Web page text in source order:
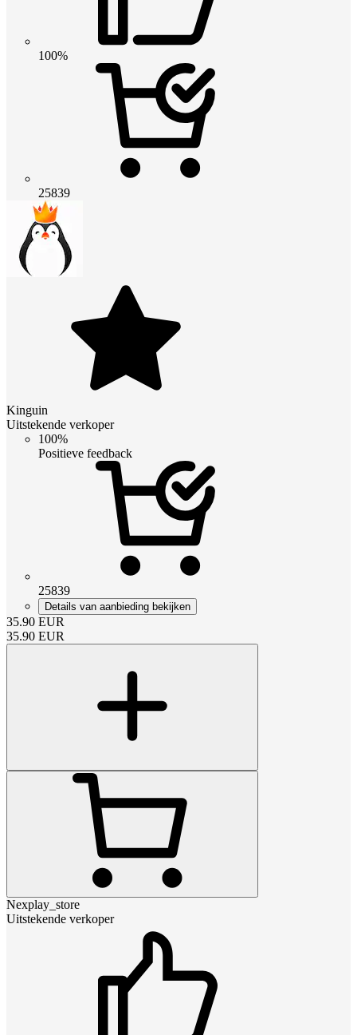
100%
25839
Kinguin
Uitstekende verkoper
100%
Positieve feedback
25839
Details van aanbieding bekijken
35.90 EUR
35.90 EUR
Nexplay_store
Uitstekende verkoper